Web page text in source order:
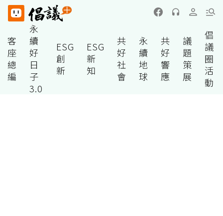
客
座
總
編
永
續
好
日
子
3.0
ESG
創
新
ESG
新
知
共
好
社
會
永
續
地
球
共
好
響
應
議
題
策
展
倡
議
圈
活
動